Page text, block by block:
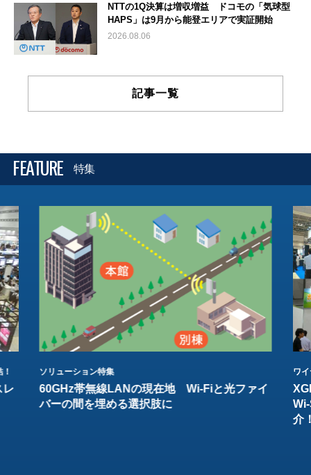
NTTの1Q決算は増収増益 ドコモの「気球型
HAPS」は9月から能登エリアで実証開始
2026.08.06
記事一覧
FEATURE 特集
レ
ソリューション特集
60GHz帯無線LANの現在地 Wi-Fiと光ファイ
バーの間を埋める選択肢に
ワ
介